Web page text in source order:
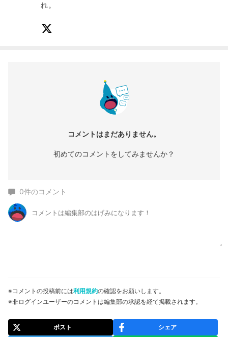
れ。
コメントはまだありません。
初めてのコメントをしてみませんか？
0件のコメント
※コメントの投稿前には利用規約の確認をお願いします。
※非ログインユーザーのコメントは編集部の承認を経て掲載されます。
ポスト シェア